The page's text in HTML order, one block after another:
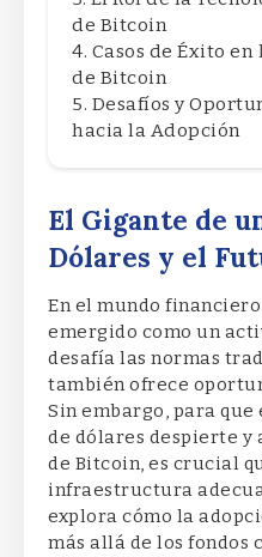
de Bitcoin
Casos de Éxito
de Bitcoin
Desafíos y
hacia la Adopción
El Gigante de
Dólares y el
En el mundo
emergido como un
desafía las normas
también ofrece
Sin embargo, para
de dólares despierte y
de Bitcoin, es crucial
infraestructura
explora cómo la
más allá de los fondos